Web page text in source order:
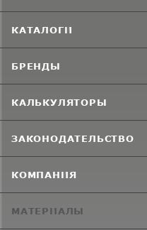
КАТАЛОГИ
БРЕНДЫ
КАЛЬКУЛЯТОРЫ
ЗАКОНОДАТЕЛЬСТВО
КОМПАНИЯ
МАТЕРИАЛЫ